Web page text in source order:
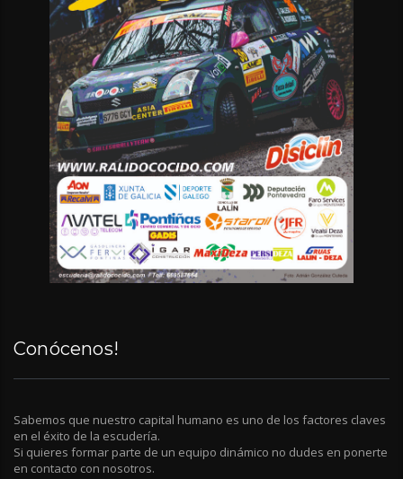
Conócenos!
Sabemos que nuestro capital humano es uno de los factores claves
en el éxito de la escudería.
Si quieres formar parte de un equipo dinámico no dudes en ponerte
en contacto con nosotros.